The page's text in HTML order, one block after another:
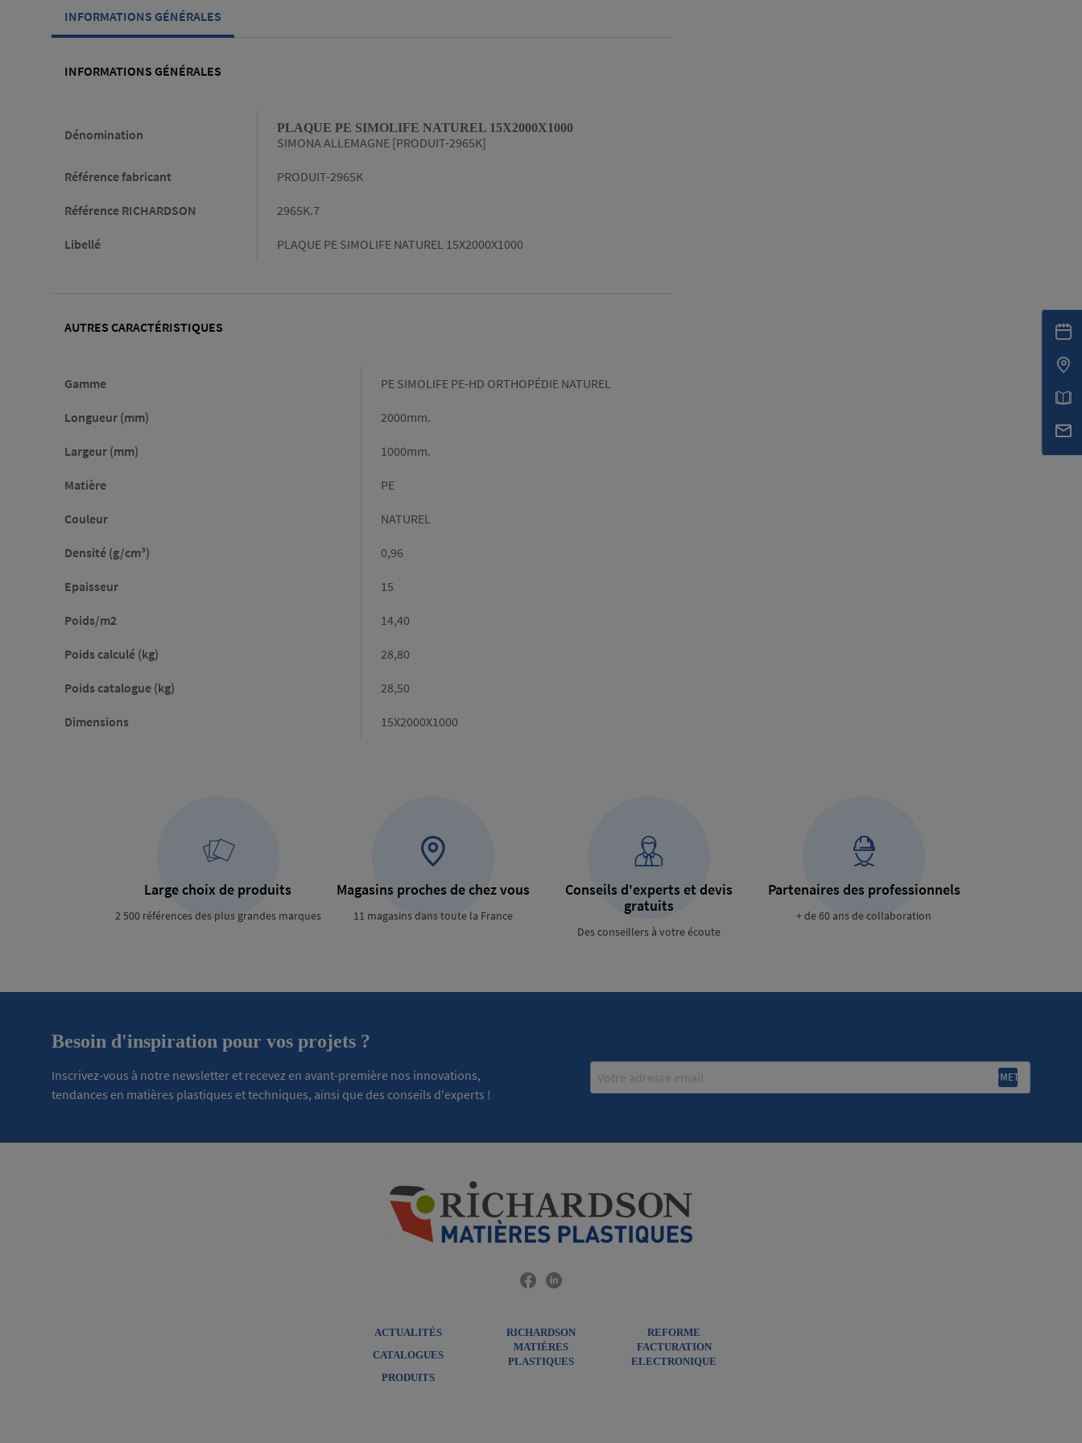
INFORMATIONS GÉNÉRALES
INFORMATIONS GÉNÉRALES
Dénomination
PLAQUE PE SIMOLIFE NATUREL 15X2000X1000
SIMONA ALLEMAGNE [PRODUIT-2965K]
Référence fabricant PRODUIT-2965K
Référence RICHARDSON 2965K.7
Libellé PLAQUE PE SIMOLIFE NATUREL 15X2000X1000
AUTRES CARACTÉRISTIQUES
Gamme Gamme
PE SIMOLIFE PE-HD ORTHOPÉDIE NATUREL
Longueur (mm)
Longueur
2000mm.
Largeur (mm)
Largeur
1000mm.
Matière Matière
PE
Couleur Couleur
NATUREL
Densité (g/cm³)
Densité
0,96
Epaisseur Epaisseur
15
Poids/m2 Poids/m2
14,40
Poids calculé (kg)
Poids
(kg)
28,80
Poids catalogue (kg)
Poids
(kg)
28,50
Dimensions Dimensions
15X2000X1000
Large choix de produits
2 500 références des plus grandes marques
Magasins proches de chez vous
11 magasins dans toute la France
Conseils d'experts et devis
gratuits
Des conseillers à votre écoute
Partenaires des professionnels
+ de 60 ans de collaboration
Besoin d'inspiration pour vos projets ?
Inscrivez-vous à notre newsletter et recevez en avant-première nos innovations,
tendances en matières plastiques et techniques, ainsi que des conseils d'experts !
Email
ACTUALITÉS
CATALOGUES
PRODUITS
RICHARDSON
MATIÈRES
PLASTIQUES
REFORME
FACTURATION
ELECTRONIQUE